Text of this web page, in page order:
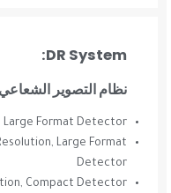
DR System:
نظام التصوير
Large Format Detector
Large Format
Detector
Compact Detector